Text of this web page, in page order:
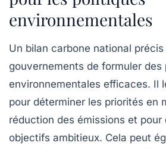
environnementales
Un bilan carbone national
gouvernements de formuler des
environnementales efficaces. Il
pour déterminer les priorités en
réduction des émissions et pour
objectifs ambitieux. Cela peut